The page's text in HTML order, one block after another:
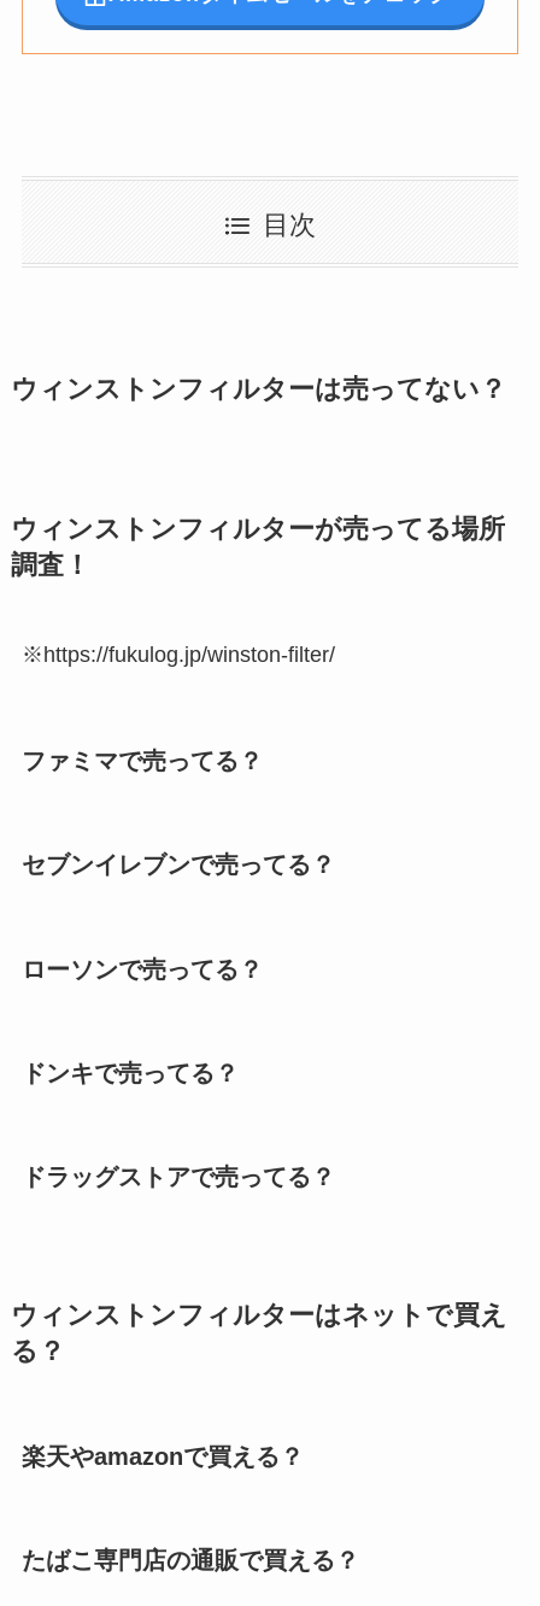
目次
ウィンストンフィルターは売ってない？
ウィンストンフィルターが売ってる場所
調査！
※https://fukulog.jp/winston-filter/
ファミマで売ってる？
セブンイレブンで売ってる？
ローソンで売ってる？
ドンキで売ってる？
ドラッグストアで売ってる？
ウィンストンフィルターはネットで買え
る？
楽天やamazonで買える？
たばこ専門店の通販で買える？